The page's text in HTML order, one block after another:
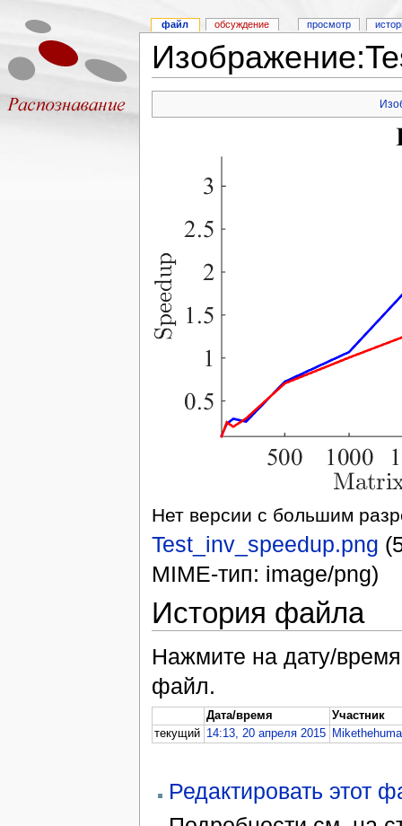
Нет версии с большим
Test_inv_speedup.png
MIME-тип: image/png)
История файла
Нажмите на дату/
файл.
Дата/время
Участник
текущий 14:13, 20 апреля 2015
Редактировать этот
файл обсуждение просмотр